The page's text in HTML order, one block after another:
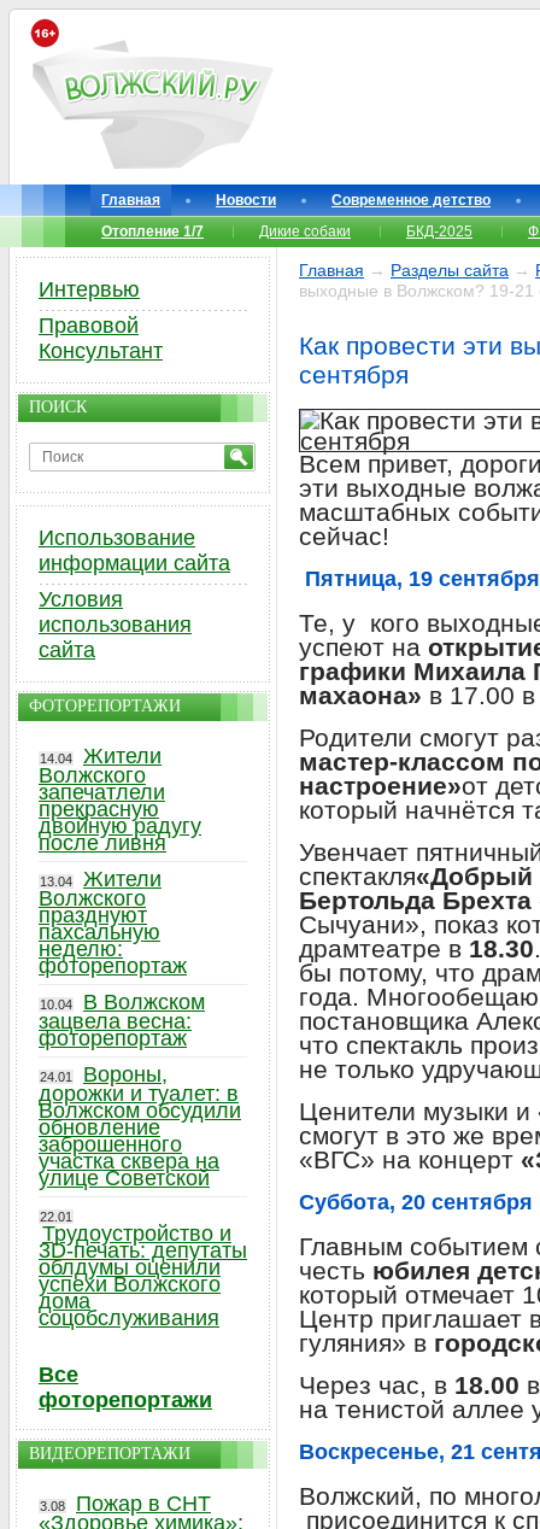
Главная Новости
Современное детство
Отопление 1/7
Дикие собаки БКД-2025
Главная → Разделы сайта →
выходные в Волжском? 19-21
Как провести эти
сентября
Всем привет,
эти выходные
масштабных
сейчас!
Пятница, 19 сентября
Те, у кого
успеют на
графики Михаила
махаона» в 17.00
Родители смогут
мастер-классом
настроение»от
который начнётся
Увенчает
спектакля«Добрый
Бертольда Брехта
Сычуани», показ
драмтеатре в 18.30
бы потому, что
года.
постановщика
что спектакль
не только
Ценители музыки и
смогут в это же
«ВГС» на концерт
Суббота, 20 сентября
Главным событием
честь юбилея
который отмечает
Центр приглашает
гуляния» в
Через час, в 18.00
на тенистой аллее
Воскресенье, 21
Волжский, по
присоединится к
Интервью
Правовой
Консультант
ПОИСК
Использование
информации сайта
Условия
использования
сайта
ФОТОРЕПОРТАЖИ
14.04
Жители
Волжского
запечатлели
прекрасную
двойную радугу
после ливня
13.04
Жители
Волжского
празднуют
пахсальную
неделю:
фоторепортаж
10.04
В Волжском
зацвела весна:
фоторепортаж
24.01
Вороны,
дорожки и туалет: в
Волжском обсудили
обновление
заброшенного
участка сквера на
улице Советской
22.01
Трудоустройство и
3D-печать: депутаты
облдумы оценили
успехи Волжского
дома
соцобслуживания
Все
фоторепортажи
ВИДЕОРЕПОРТАЖИ
3.08
Пожар в СНТ
«Здоровье химика»: